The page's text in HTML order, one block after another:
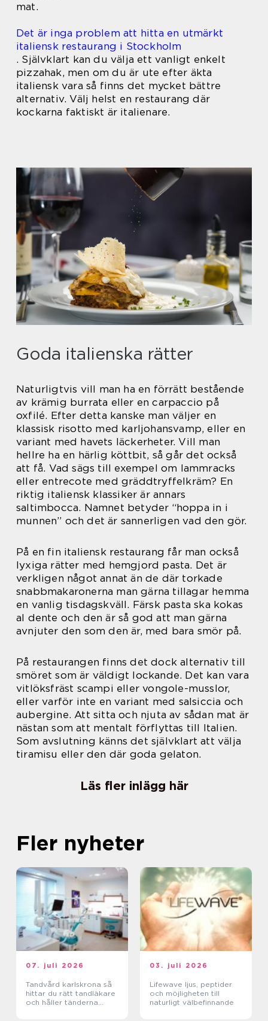
mat.
Det är inga problem att hitta en utmärkt
italiensk restaurang i Stockholm
. Självklart kan du välja ett vanligt enkelt
pizzahak, men om du är ute efter äkta
italiensk vara så finns det mycket bättre
alternativ. Välj helst en restaurang där
kockarna faktiskt är italienare.
Goda italienska rätter
Naturligtvis vill man ha en förrätt bestående
av krämig burrata eller en carpaccio på
oxfilé. Efter detta kanske man väljer en
klassisk risotto med karljohansvamp, eller en
variant med havets läckerheter. Vill man
hellre ha en härlig köttbit, så går det också
att få. Vad sägs till exempel om lammracks
eller entrecote med gräddtryffelkräm? En
riktig italiensk klassiker är annars
saltimbocca. Namnet betyder “hoppa in i
munnen” och det är sannerligen vad den gör.
På en fin italiensk restaurang får man också
lyxiga rätter med hemgjord pasta. Det är
verkligen något annat än de där torkade
snabbmakaronerna man gärna tillagar hemma
en vanlig tisdagskväll. Färsk pasta ska kokas
al dente och den är så god att man gärna
avnjuter den som den är, med bara smör på.
På restaurangen finns det dock alternativ till
smöret som är väldigt lockande. Det kan vara
vitlöksfräst scampi eller vongole-musslor,
eller varför inte en variant med salsiccia och
aubergine. Att sitta och njuta av sådan mat är
nästan som att mentalt förflyttas till Italien.
Som avslutning känns det självklart att välja
tiramisu eller den där goda gelaton.
Läs fler inlägg här
Fler nyheter
07. juli 2026
Tandvård karlskrona så
hittar du rätt tandläkare
och håller tänderna
03. juli 2026
Lifewave ljus, peptider
och möjligheten till
naturligt välbefinnande